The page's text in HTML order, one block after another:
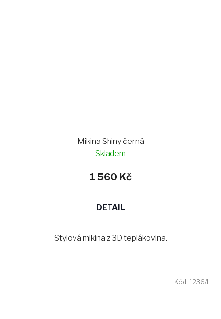
Mikina Shiny černá
Skladem
1 560 Kč
DETAIL
Stylová mikina z 3D teplákovina.
Kód: 1236/L